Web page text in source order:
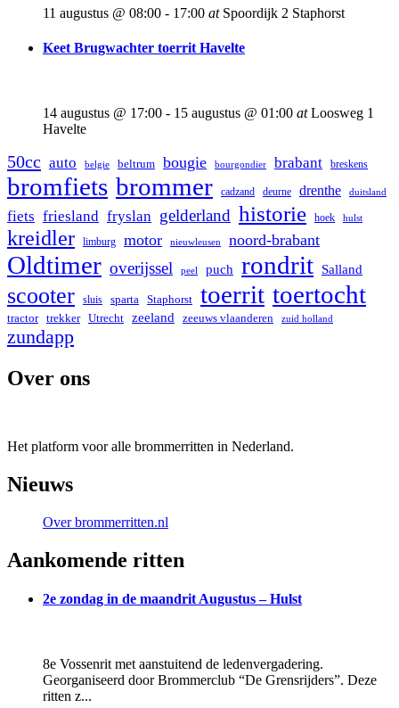
11 augustus @ 08:00 - 17:00 at Spoordijk 2 Staphorst
Keet Brugwachter toerrit Havelte
14 augustus @ 17:00 - 15 augustus @ 01:00 atLoosweg 1
Havelte
50cc auto belgie beltrum bougie bourgondier brabant breskens
bromfiets brommer cadzand deurne drenthe duitsland
fiets friesland fryslan gelderland historie hoek hulst
kreidler limburg motor nieuwleusen noord-brabant
Oldtimer overijssel peel puch rondrit Salland
scooter sluis sparta Staphorst toerrit toertocht
tractor trekker Utrecht zeeland zeeuws vlaanderen zuid holland
zundapp
Over ons
Het platform voor alle brommerritten in Nederland.
Nieuws
Over brommerritten.nl
Aankomende ritten
2e zondag in de maandrit Augustus – Hulst
8e Vossenrit met aanstuitend de ledenvergadering.
Georganiseerd door Brommerclub “De Grensrijders”. Deze
ritten z...